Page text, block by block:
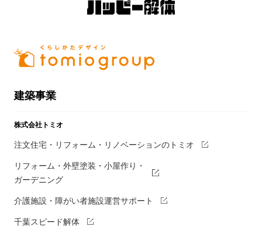
建築事業
株式会社トミオ
注文住宅・リフォーム・リノベーションのトミオ
リフォーム・外壁塗装・小屋作り・
ガーデニング
介護施設・障がい者施設運営サポート
千葉スピード解体